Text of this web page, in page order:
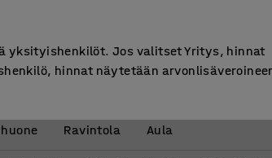
Ravintola
Aula
yksityishenkilöt. Jos valitset Yritys, hinnat
hinnat näytetään